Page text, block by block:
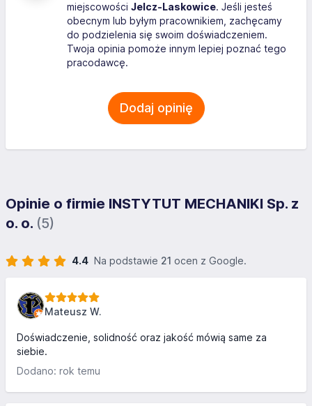
miejscowości Jelcz-Laskowice. Jeśli jesteś
obecnym lub byłym pracownikiem, zachęcamy
do podzielenia się swoim doświadczeniem.
Twoja opinia pomoże innym lepiej poznać tego
pracodawcę.
Dodaj opinię
Opinie o firmie INSTYTUT MECHANIKI Sp. z
o. o. (5)
4.4 Na podstawie 21 ocen z Google.
Mateusz W.
Doświadczenie, solidność oraz jakość mówią same za
siebie.
Dodano: rok temu